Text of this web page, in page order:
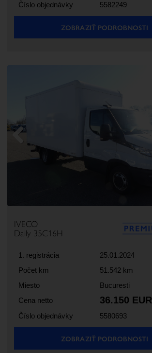
Číslo objednávky 5582249
ZOBRAZIŤ PODROBNOSTI
Previous
IVECO
Daily 35C16H
1. registrácia
25.01.2024
Počet km
51.542 km
Miesto
Bucuresti
Cena netto
36.150 EUR
Číslo objednávky 5580693
ZOBRAZIŤ PODROBNOSTI